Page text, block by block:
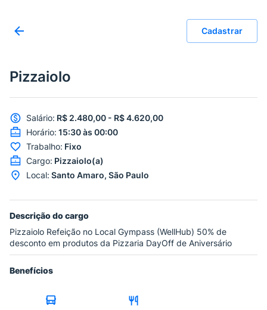
Cadastrar
Pizzaiolo
Salário: R$ 2.480,00 - R$ 4.620,00
Horário: 15:30 às 00:00
Trabalho: Fixo
Cargo: Pizzaiolo(a)
Local: Santo Amaro, São Paulo
Descrição do cargo
Pizzaiolo Refeição no Local Gympass (WellHub) 50% de
desconto em produtos da Pizzaria DayOff de Aniversário
Benefícios